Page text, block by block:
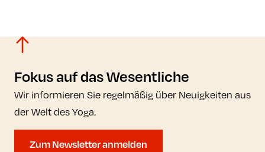
Fokus auf das Wesentliche
Wir informieren Sie regelmäßig über Neuigkeiten aus
der Welt des Yoga.
Zum Newsletter anmelden